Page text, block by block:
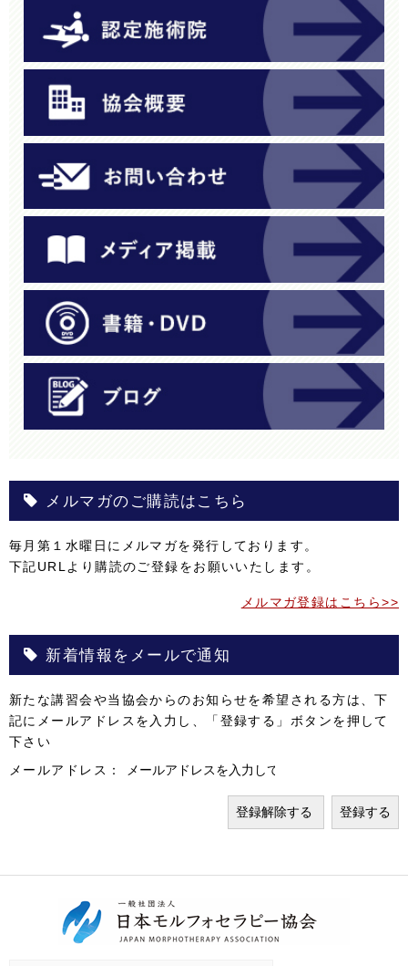
メルマガのご購読はこちら
毎月第１水曜日にメルマガを発行しております。
下記URLより購読のご登録をお願いいたします。
メルマガ登録はこちら>>
新着情報をメールで通知
新たな講習会や当協会からのお知らせを希望される方は、下
記にメールアドレスを入力し、「登録する」ボタンを押して
下さい
メールアドレス：